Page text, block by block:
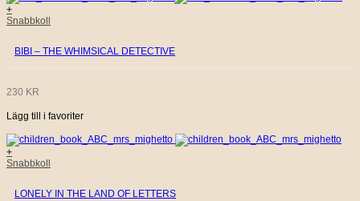
+
Snabbkoll
BIBI – THE WHIMSICAL DETECTIVE
230 KR
Lägg till i favoriter
+
Snabbkoll
LONELY IN THE LAND OF LETTERS